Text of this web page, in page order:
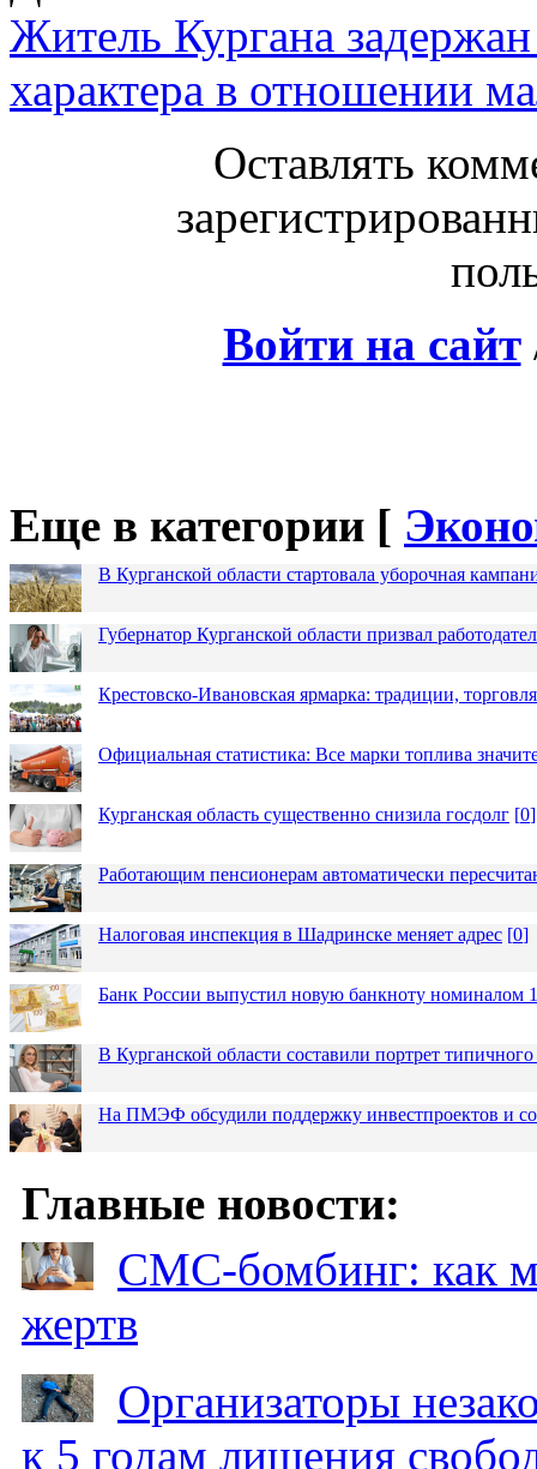
Житель Кургана задержан
характера в отношении
Оставлять
Войти на сайт
Еще в категории [
В Курганской области стартовала уборочная
Губернатор Курганской области призвал
Крестовско-Ивановская ярмарка: традиции,
Официальная статистика: Все марки топлива
Курганская область существенно снизила госдолг [0]
Работающим пенсионерам автоматически
Налоговая инспекция в Шадринске меняет адрес [0]
Банк России выпустил новую банкноту номиналом
В Курганской области составили портрет
На ПМЭФ обсудили поддержку инвестпроектов и
Главные новости:
СМС-бомбинг: как
жертв
Организаторы
к 5 годам лишения